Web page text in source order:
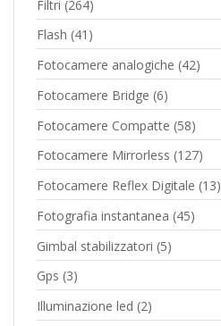
Filtri (264)
Flash (41)
Fotocamere analogiche (42)
Fotocamere Bridge (6)
Fotocamere Compatte (58)
Fotocamere Mirrorless (127)
Fotocamere Reflex Digitale (13)
Fotografia instantanea (45)
Gimbal stabilizzatori (5)
Gps (3)
Illuminazione led (2)